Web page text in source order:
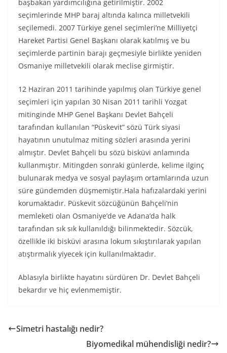
başbakan yardımcılığına getirilmiştir. 2002
seçimlerinde MHP baraj altında kalınca milletvekili
seçilemedi. 2007 Türkiye genel seçimleri’ne Milliyetçi
Hareket Partisi Genel Başkanı olarak katılmış ve bu
seçimlerde partinin barajı geçmesiyle birlikte yeniden
Osmaniye milletvekili olarak meclise girmiştir.
12 Haziran 2011 tarihinde yapılmış olan Türkiye genel
seçimleri için yapılan 30 Nisan 2011 tarihli Yozgat
mitinginde MHP Genel Başkanı Devlet Bahçeli
tarafından kullanılan “Püskevit” sözü Türk siyasi
hayatının unutulmaz miting sözleri arasında yerini
almıştır. Devlet Bahçeli bu sözü bisküvi anlamında
kullanmıştır. Mitingden sonraki günlerde, kelime ilginç
bulunarak medya ve sosyal paylaşım ortamlarında uzun
süre gündemden düşmemiştir.Hala hafızalardaki yerini
korumaktadır. Püskevit sözcüğünün Bahçeli’nin
memleketi olan Osmaniye’de ve Adana’da halk
tarafından sık sık kullanıldığı bilinmektedir. Sözcük,
özellikle iki bisküvi arasına lokum sıkıştırılarak yapılan
atıştırmalık yiyecek için kullanılmaktadır.
Ablasıyla birlikte hayatını sürdüren Dr. Devlet Bahçeli
bekardır ve hiç evlenmemiştir.
Simetri hastalığı nedir?
Biyomedikal mühendisliği nedir?